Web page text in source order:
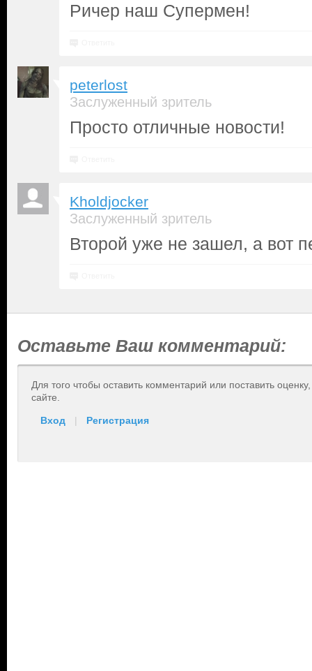
Ричер наш Супермен!
peterlost
Заслуженный зритель
Просто отличные новости!
Kholdjocker
Заслуженный зритель
Второй уже не зашел, а вот
Оставьте Ваш комментарий:
Для того чтобы оставить комментарий или поставить
сайте.
Вход | Регистрация